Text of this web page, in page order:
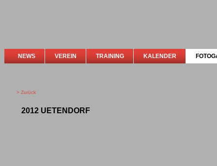
NEWS VEREIN TRAINING KALENDER
> Zurück
2012 UETENDORF